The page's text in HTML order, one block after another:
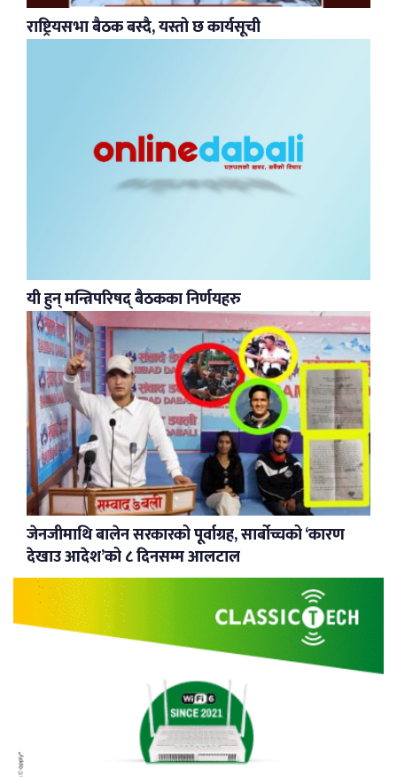
राष्ट्रियसभा बैठक बस्दै, यस्तो छ कार्यसूची
यी हुन् मन्त्रिपरिषद् बैठकका निर्णयहरु
जेनजीमाथि बालेन सरकारको पूर्वाग्रह, सार्बोच्चको ‘कारण
देखाउ आदेश’को ८ दिनसम्म आलटाल